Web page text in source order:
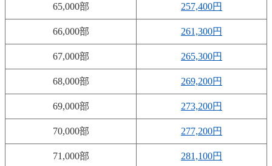
65,000部 257,400円
66,000部 261,300円
67,000部 265,300円
68,000部 269,200円
69,000部 273,200円
70,000部 277,200円
71,000部 281,100円